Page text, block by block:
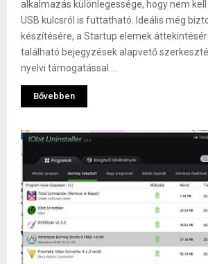
alkalmazás különlegessége, hogy nem
USB kulcsról is futtatható. Ideális még
készítésére, a Startup elemek
található bejegyzések alapvető
nyelvi támogatással....
Bővebben